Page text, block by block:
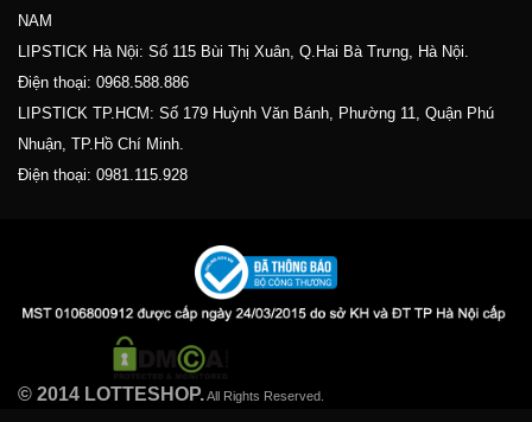
NAM
LIPSTICK Hà Nội: Số 115 Bùi Thị Xuân, Q.Hai Bà Trưng, Hà Nội.
Điện thoại: 0968.588.886
LIPSTICK TP.HCM: Số 179 Huỳnh Văn Bánh, Phường 11, Quận Phú
Nhuận, TP.Hồ Chí Minh.
Điện thoại: 0981.115.928
© 2014 LOTTESHOP.All Rights Reserved.